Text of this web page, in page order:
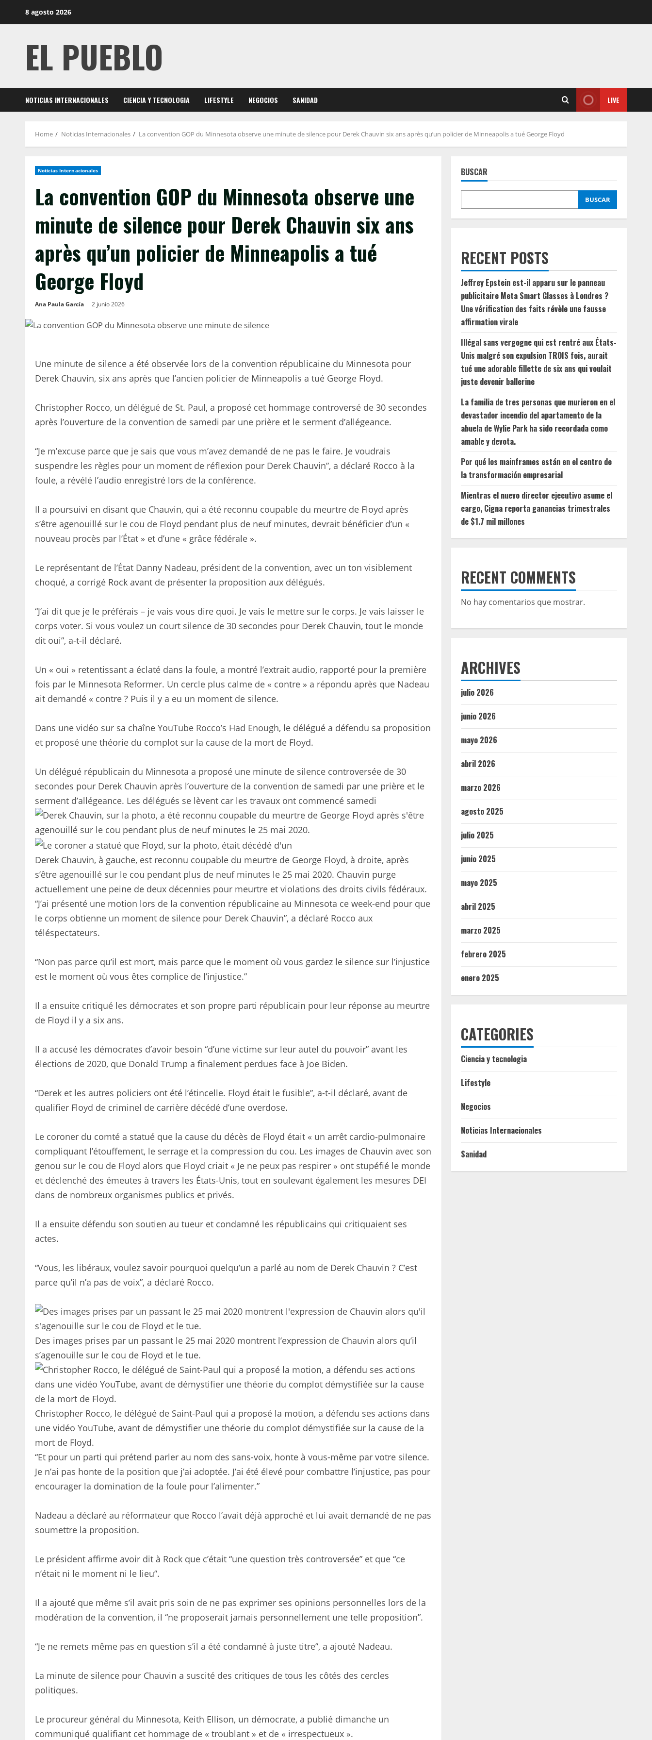
8 agosto 2026
EL PUEBLO
NOTICIAS INTERNACIONALES CIENCIA Y TECNOLOGIA LIFESTYLE NEGOCIOS SANIDAD LIVE
Home Noticias Internacionales La convention GOP du Minnesota observe une minute de silence pour Derek Chauvin six ans après qu’un policier de Minneapolis a tué George Floyd
Noticias Internacionales
La convention GOP du Minnesota observe une
minute de silence pour Derek Chauvin six ans
après qu’un policier de Minneapolis a tué
George Floyd
Ana Paula García 2 junio 2026
Une minute de silence a été observée lors de la convention républicaine du Minnesota pour
Derek Chauvin, six ans après que l’ancien policier de Minneapolis a tué George Floyd.
Christopher Rocco, un délégué de St. Paul, a proposé cet hommage controversé de 30 secondes
après l’ouverture de la convention de samedi par une prière et le serment d’allégeance.
“Je m’excuse parce que je sais que vous m’avez demandé de ne pas le faire. Je voudrais
suspendre les règles pour un moment de réflexion pour Derek Chauvin”, a déclaré Rocco à la
foule, a révélé l’audio enregistré lors de la conférence.
Il a poursuivi en disant que Chauvin, qui a été reconnu coupable du meurtre de Floyd après
s’être agenouillé sur le cou de Floyd pendant plus de neuf minutes, devrait bénéficier d’un «
nouveau procès par l’État » et d’une « grâce fédérale ».
Le représentant de l’État Danny Nadeau, président de la convention, avec un ton visiblement
choqué, a corrigé Rock avant de présenter la proposition aux délégués.
“J’ai dit que je le préférais – je vais vous dire quoi. Je vais le mettre sur le corps. Je vais laisser le
corps voter. Si vous voulez un court silence de 30 secondes pour Derek Chauvin, tout le monde
dit oui”, a-t-il déclaré.
Un « oui » retentissant a éclaté dans la foule, a montré l’extrait audio, rapporté pour la première
fois par le Minnesota Reformer. Un cercle plus calme de « contre » a répondu après que Nadeau
ait demandé « contre ? Puis il y a eu un moment de silence.
Dans une vidéo sur sa chaîne YouTube Rocco’s Had Enough, le délégué a défendu sa proposition
et proposé une théorie du complot sur la cause de la mort de Floyd.
Un délégué républicain du Minnesota a proposé une minute de silence controversée de 30
secondes pour Derek Chauvin après l’ouverture de la convention de samedi par une prière et le
serment d’allégeance. Les délégués se lèvent car les travaux ont commencé samedi
Derek Chauvin, à gauche, est reconnu coupable du meurtre de George Floyd, à droite, après
s’être agenouillé sur le cou pendant plus de neuf minutes le 25 mai 2020. Chauvin purge
actuellement une peine de deux décennies pour meurtre et violations des droits civils fédéraux.
“J’ai présenté une motion lors de la convention républicaine au Minnesota ce week-end pour que
le corps obtienne un moment de silence pour Derek Chauvin”, a déclaré Rocco aux
téléspectateurs.
“Non pas parce qu’il est mort, mais parce que le moment où vous gardez le silence sur l’injustice
est le moment où vous êtes complice de l’injustice.”
Il a ensuite critiqué les démocrates et son propre parti républicain pour leur réponse au meurtre
de Floyd il y a six ans.
Il a accusé les démocrates d’avoir besoin “d’une victime sur leur autel du pouvoir” avant les
élections de 2020, que Donald Trump a finalement perdues face à Joe Biden.
“Derek et les autres policiers ont été l’étincelle. Floyd était le fusible”, a-t-il déclaré, avant de
qualifier Floyd de criminel de carrière décédé d’une overdose.
Le coroner du comté a statué que la cause du décès de Floyd était « un arrêt cardio-pulmonaire
compliquant l’étouffement, le serrage et la compression du cou. Les images de Chauvin avec son
genou sur le cou de Floyd alors que Floyd criait « Je ne peux pas respirer » ont stupéfié le monde
et déclenché des émeutes à travers les États-Unis, tout en soulevant également les mesures DEI
dans de nombreux organismes publics et privés.
Il a ensuite défendu son soutien au tueur et condamné les républicains qui critiquaient ses
actes.
“Vous, les libéraux, voulez savoir pourquoi quelqu’un a parlé au nom de Derek Chauvin ? C’est
parce qu’il n’a pas de voix”, a déclaré Rocco.
Des images prises par un passant le 25 mai 2020 montrent l’expression de Chauvin alors qu’il
s’agenouille sur le cou de Floyd et le tue.
Christopher Rocco, le délégué de Saint-Paul qui a proposé la motion, a défendu ses actions dans
une vidéo YouTube, avant de démystifier une théorie du complot démystifiée sur la cause de la
mort de Floyd.
“Et pour un parti qui prétend parler au nom des sans-voix, honte à vous-même par votre silence.
Je n’ai pas honte de la position que j’ai adoptée. J’ai été élevé pour combattre l’injustice, pas pour
encourager la domination de la foule pour l’alimenter.”
Nadeau a déclaré au réformateur que Rocco l’avait déjà approché et lui avait demandé de ne pas
soumettre la proposition.
Le président affirme avoir dit à Rock que c’était “une question très controversée” et que “ce
n’était ni le moment ni le lieu”.
Il a ajouté que même s’il avait pris soin de ne pas exprimer ses opinions personnelles lors de la
modération de la convention, il “ne proposerait jamais personnellement une telle proposition”.
“Je ne remets même pas en question s’il a été condamné à juste titre”, a ajouté Nadeau.
La minute de silence pour Chauvin a suscité des critiques de tous les côtés des cercles
politiques.
Le procureur général du Minnesota, Keith Ellison, un démocrate, a publié dimanche un
communiqué qualifiant cet hommage de « troublant » et de « irrespectueux ».
BUSCAR
BUSCAR
RECENT POSTS
Jeffrey Epstein est-il apparu sur le panneau
publicitaire Meta Smart Glasses à Londres ?
Une vérification des faits révèle une fausse
affirmation virale
Illégal sans vergogne qui est rentré aux États-
Unis malgré son expulsion TROIS fois, aurait
tué une adorable fillette de six ans qui voulait
juste devenir ballerine
La familia de tres personas que murieron en el
devastador incendio del apartamento de la
abuela de Wylie Park ha sido recordada como
amable y devota.
Por qué los mainframes están en el centro de
la transformación empresarial
Mientras el nuevo director ejecutivo asume el
cargo, Cigna reporta ganancias trimestrales
de $1.7 mil millones
RECENT COMMENTS
No hay comentarios que mostrar.
ARCHIVES
julio 2026
junio 2026
mayo 2026
abril 2026
marzo 2026
agosto 2025
julio 2025
junio 2025
mayo 2025
abril 2025
marzo 2025
febrero 2025
enero 2025
CATEGORIES
Ciencia y tecnologia
Lifestyle
Negocios
Noticias Internacionales
Sanidad